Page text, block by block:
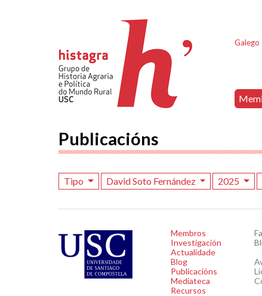
Galego
Publicacións
Tipo David Soto Fernández 2025
Membros
Investigación
Actualidade
Blog
Publicacións
Mediateca
Recursos